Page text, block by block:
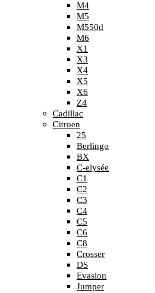
M4
M5
M550d
M6
X1
X3
X4
X5
X6
Z4
Cadillac
Citroen
25
Berlingo
BX
C-elysée
C1
C2
C3
C4
C5
C6
C8
Crosser
DS
Evasion
Jumper